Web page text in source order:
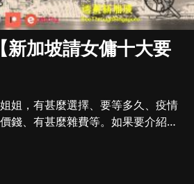
新加坡請女傭十大要
姐，有甚麼選擇、要等多久、疫情
錢、有甚麼雜費等。如果要介紹或